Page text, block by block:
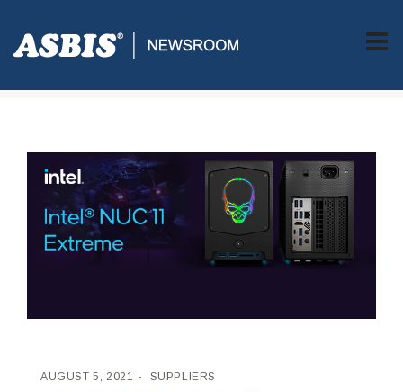
ASBIS CROATIA> SUPPLIERS> INTEL NUC 11 EXTREME KIT
DONOSI HIGH-END GAMING ISKUSTVO KORIŠTENJA
AUGUST 5, 2021 SUPPLIERS